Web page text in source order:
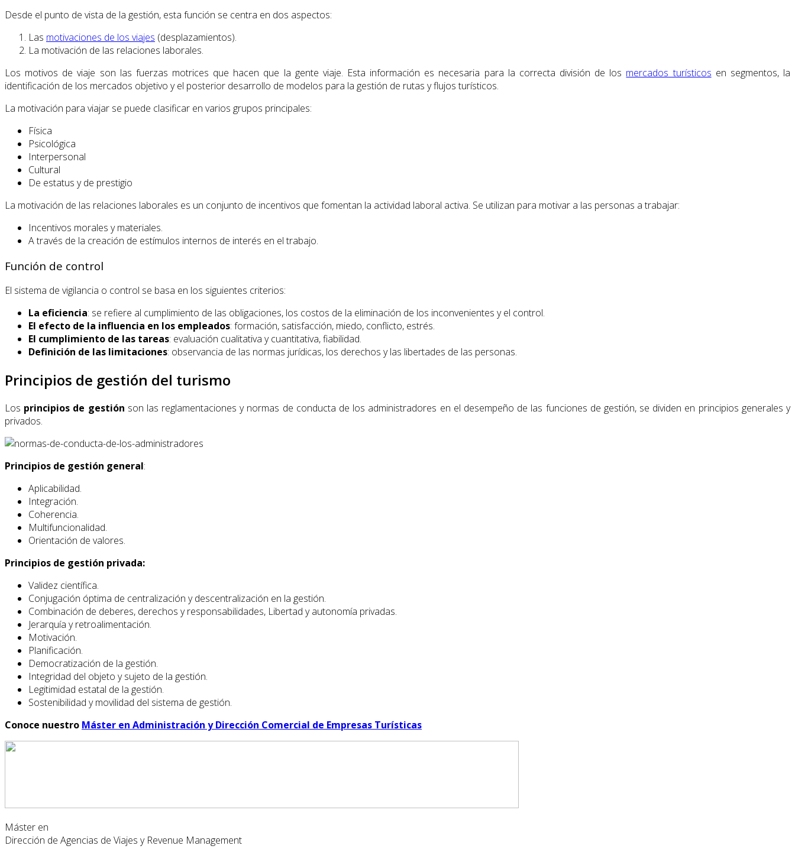
Desde el punto de vista de la gestión, esta función se centra en dos aspectos:
Las motivaciones de los viajes (desplazamientos).
La motivación de las relaciones laborales.
Los motivos de viaje son las fuerzas motrices que hacen que la gente viaje. Esta información es necesaria para la correcta división de los mercados turísticos en segmentos, la
identificación de los mercados objetivo y el posterior desarrollo de modelos para la gestión de rutas y flujos turísticos.
La motivación para viajar se puede clasificar en varios grupos principales:
Física
Psicológica
Interpersonal
Cultural
De estatus y de prestigio
La motivación de las relaciones laborales es un conjunto de incentivos que fomentan la actividad laboral activa. Se utilizan para motivar a las personas a trabajar:
Incentivos morales y materiales.
A través de la creación de estímulos internos de interés en el trabajo.
Función de control
El sistema de vigilancia o control se basa en los siguientes criterios:
La eficiencia: se refiere al cumplimiento de las obligaciones, los costos de la eliminación de los inconvenientes y el control.
El efecto de la influencia en los empleados: formación, satisfacción, miedo, conflicto, estrés.
El cumplimiento de las tareas: evaluación cualitativa y cuantitativa, fiabilidad.
Definición de las limitaciones: observancia de las normas jurídicas, los derechos y las libertades de las personas.
Principios de gestión del turismo
Los principios de gestión son las reglamentaciones y normas de conducta de los administradores en el desempeño de las funciones de gestión, se dividen en principios generales y
privados.
Principios de gestión general:
Aplicabilidad.
Integración.
Coherencia.
Multifuncionalidad.
Orientación de valores.
Principios de gestión privada:
Validez científica.
Conjugación óptima de centralización y descentralización en la gestión.
Combinación de deberes, derechos y responsabilidades, Libertad y autonomía privadas.
Jerarquía y retroalimentación.
Motivación.
Planificación.
Democratización de la gestión.
Integridad del objeto y sujeto de la gestión.
Legitimidad estatal de la gestión.
Sostenibilidad y movilidad del sistema de gestión.
Conoce nuestro Máster en Administración y Dirección Comercial de Empresas Turísticas
Máster en
Dirección de Agencias de Viajes y Revenue Management